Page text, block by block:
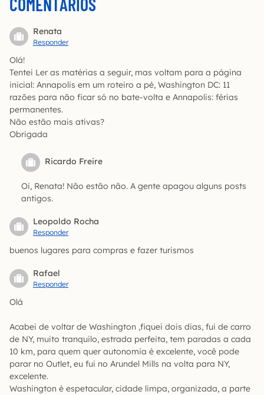
COMENTÁRIOS
Renata
Responder
Olá!
Tentei Ler as matérias a seguir, mas voltam para a página
inicial: Annapolis em um roteiro a pé, Washington DC: 11
razões para não ficar só no bate-volta e Annapolis: férias
permanentes.
Não estão mais ativas?
Obrigada
Ricardo Freire
Oi, Renata! Não estão não. A gente apagou alguns posts
antigos.
Leopoldo Rocha
Responder
buenos lugares para compras e fazer turismos
Rafael
Responder
Olá
Acabei de voltar de Washington ,fiquei dois dias, fui de carro
de NY, muito tranquilo, estrada perfeita, tem paradas a cada
10 km, para quem quer autonomia é excelente, você pode
parar no Outlet, eu fui no Arundel Mills na volta para NY,
excelente.
Washington é espetacular, cidade limpa, organizada, a parte